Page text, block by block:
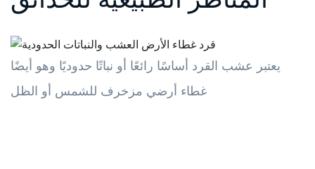
يعتبر عشب القرد أساسًا رائعًا أو نباتًا حدوديًا وهو أيضًا
غطاء أرضي مزخرف للشمس أو الظل